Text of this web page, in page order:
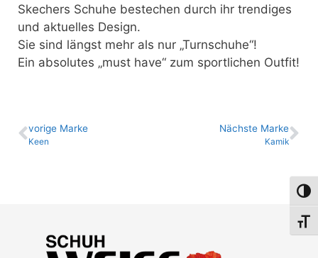
Skechers Schuhe bestechen durch ihr trendiges
und aktuelles Design.
Sie sind längst mehr als nur „Turnschuhe“!
Ein absolutes „must have“ zum sportlichen Outfit!
vo­ri­ge Marke
Keen
Nächste Marke
Kamik